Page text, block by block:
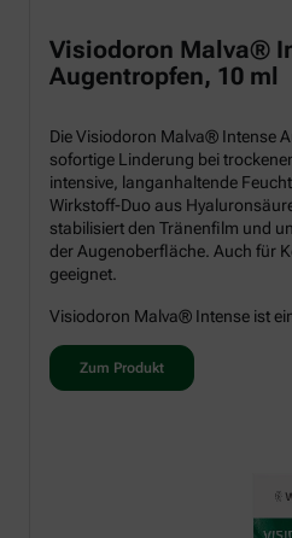
Visiodoron Malva®
Augentropfen, 10 ml
Die Visiodoron Malva® Intense
sofortige Linderung bei
intensive, langanhaltende
Wirkstoff-Duo aus
stabilisiert den Tränenfilm und
der Augenoberfläche. Auch für
geeignet.
Visiodoron Malva® Intense ist
Zum Produkt